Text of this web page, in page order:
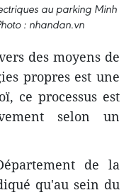
au parking Minh
: nhandan.vn
des moyens de
propres est une
ce processus est
selon un
de la
qu'au sein du